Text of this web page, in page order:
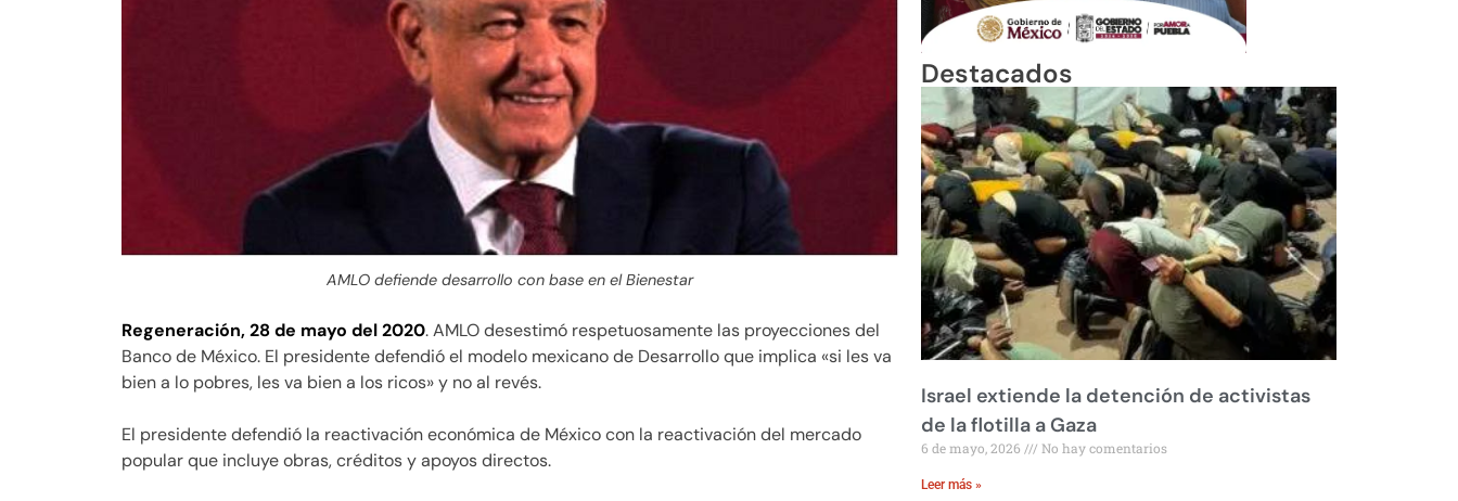
AMLO defiende desarrollo con base en el Bienestar
Regeneración, 28 de mayo del 2020. AMLO desestimó respetuosamente las proyecciones del
Banco de México. El presidente defendió el modelo mexicano de Desarrollo que implica «si les va
bien a lo pobres, les va bien a los ricos» y no al revés.
El presidente defendió la reactivación económica de México con la reactivación del mercado
popular que incluye obras, créditos y apoyos directos.
Destacados
Israel extiende la detención de activistas
de la flotilla a Gaza
6 de mayo, 2026 No hay comentarios
Leer más »